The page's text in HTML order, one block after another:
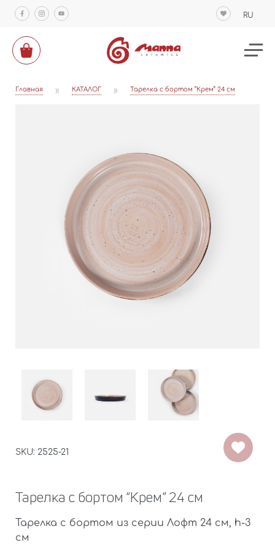
RU
Главная » КАТАЛОГ » Тарелка с бортом “Крем” 24 см
SKU: 2525-21
Тарелка с бортом “Крем” 24 см
Тарелка с бортом из серии Лофт 24 см, h-3
см